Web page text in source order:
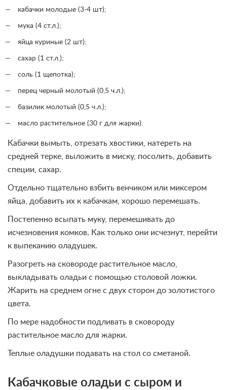
кабачки молодые (3-4 шт);
мука (4 ст.л.);
яйца куриные (2 шт);
сахар (1 ст.л.);
соль (1 щепотка);
перец черный молотый (0,5 ч.л.);
базилик молотый (0,5 ч.л.);
масло растительное (30 г для жарки).
Кабачки вымыть, отрезать хвостики, натереть на
средней терке, выложить в миску, посолить, добавить
специи, сахар.
Отдельно тщательно взбить венчиком или миксером
яйца, добавить их к кабачкам, хорошо перемешать.
Постепенно всыпать муку, перемешивать до
исчезновения комков. Как только они исчезнут, перейти
к выпеканию оладушек.
Разогреть на сковороде растительное масло,
выкладывать оладьи с помощью столовой ложки.
Жарить на среднем огне с двух сторон до золотистого
цвета.
По мере надобности подливать в сковороду
растительное масло для жарки.
Теплые оладушки подавать на стол со сметаной.
Кабачковые оладьи с сыром и